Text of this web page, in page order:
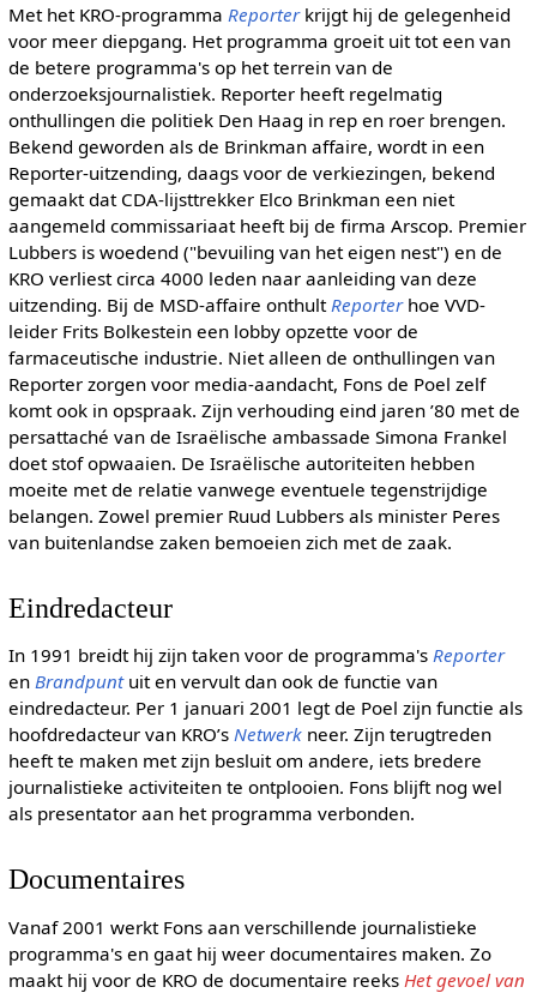
Met het KRO-programma Reporterkrijgt hij de gelegenheid
voor meer diepgang. Het programma groeit uit tot een van
de betere programma's op het terrein van de
onderzoeksjournalistiek. Reporter heeft regelmatig
onthullingen die politiek Den Haag in rep en roer brengen.
Bekend geworden als de Brinkman affaire, wordt in een
Reporter-uitzending, daags voor de verkiezingen, bekend
gemaakt dat CDA-lijsttrekker Elco Brinkman een niet
aangemeld commissariaat heeft bij de firma Arscop. Premier
Lubbers is woedend ("bevuiling van het eigen nest") en de
KRO verliest circa 4000 leden naar aanleiding van deze
uitzending. Bij de MSD-affaire onthult Reporterhoe VVD-
leider Frits Bolkestein een lobby opzette voor de
farmaceutische industrie. Niet alleen de onthullingen van
Reporter zorgen voor media-aandacht, Fons de Poel zelf
komt ook in opspraak. Zijn verhouding eind jaren ’80 met de
persattaché van de Israëlische ambassade Simona Frankel
doet stof opwaaien. De Israëlische autoriteiten hebben
moeite met de relatie vanwege eventuele tegenstrijdige
belangen. Zowel premier Ruud Lubbers als minister Peres
van buitenlandse zaken bemoeien zich met de zaak.
Eindredacteur
In 1991 breidt hij zijn taken voor de programma's Reporter
en Brandpuntuit en vervult dan ook de functie van
eindredacteur. Per 1 januari 2001 legt de Poel zijn functie als
hoofdredacteur van KRO’s Netwerkneer. Zijn terugtreden
heeft te maken met zijn besluit om andere, iets bredere
journalistieke activiteiten te ontplooien. Fons blijft nog wel
als presentator aan het programma verbonden.
Documentaires
Vanaf 2001 werkt Fons aan verschillende journalistieke
programma's en gaat hij weer documentaires maken. Zo
maakt hij voor de KRO de documentaire reeks Het gevoel van